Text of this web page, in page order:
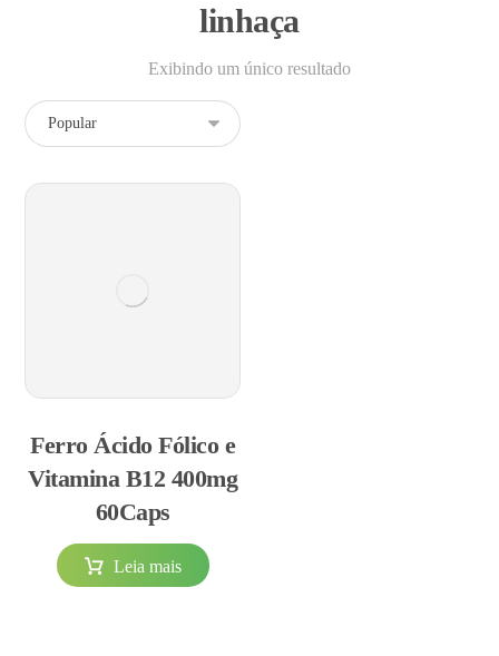
linhaça
Exibindo um único resultado
Ferro Ácido Fólico e
Vitamina B12 400mg
60Caps
Leia mais